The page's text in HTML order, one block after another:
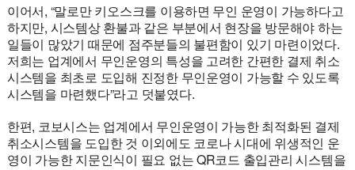
이어서, “말로만 키오스크를 이용하면 무인 운영이 가능하다고
하지만, 시스템상 환불과 같은 부분에서 현장을 방문해야 하는
일들이 많았기 때문에 점주분들의 불편함이 있기 마련이었다.
저희는 업계에서 무인운영의 특성을 고려한 간편한 결제 취소
시스템을 최초로 도입해 진정한 무인운영이 가능할 수 있도록
시스템을 마련했다”라고 덧붙였다.
한편, 코보시스는 업계에서 무인운영이 가능한 최적화된 결제
취소시스템을 도입한 것 이외에도 코로나 시대에 위생적인 운
영이 가능한 지문인식이 필요 없는 QR코드 출입관리 시스템을